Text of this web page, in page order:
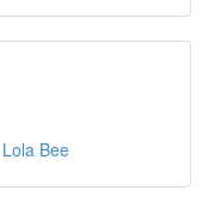
Bee